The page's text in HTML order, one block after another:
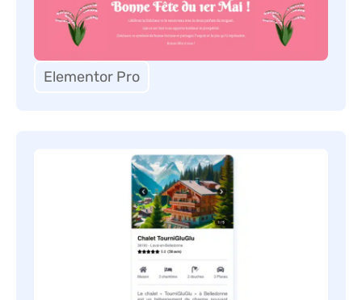
Elementor Pro